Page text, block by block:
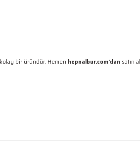
bir üründür. Hemen hepnalbur.com'dan satın